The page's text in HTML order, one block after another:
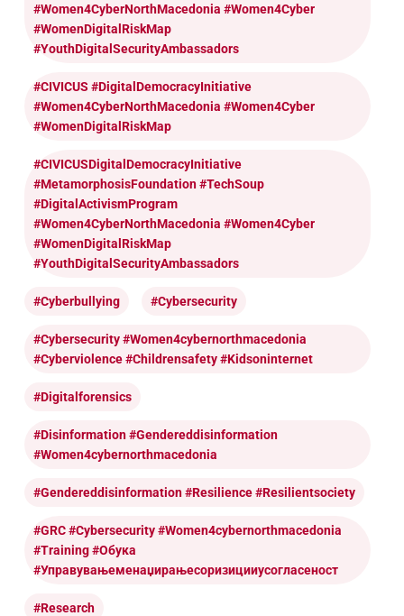
#Women4CyberNorthMacedonia #Women4Cyber
#WomenDigitalRiskMap
#YouthDigitalSecurityAmbassadors
#CIVICUS #DigitalDemocracyInitiative
#Women4CyberNorthMacedonia #Women4Cyber
#WomenDigitalRiskMap
#CIVICUSDigitalDemocracyInitiative
#MetamorphosisFoundation #TechSoup
#DigitalActivismProgram
#Women4CyberNorthMacedonia #Women4Cyber
#WomenDigitalRiskMap
#YouthDigitalSecurityAmbassadors
#cyberbullying #cybersecurity
#cybersecurity #women4cybernorthmacedonia
#cyberviolence #childrensafety #kidsoninternet
#digitalforensics
#disinformation #gendereddisinformation
#women4cybernorthmacedonia
#Gendereddisinformation #resilience #resilientsociety
#GRC #cybersecurity #women4cybernorthmacedonia
#training #обука
#управувањеменаџирањесоризицииусогласеност
#research